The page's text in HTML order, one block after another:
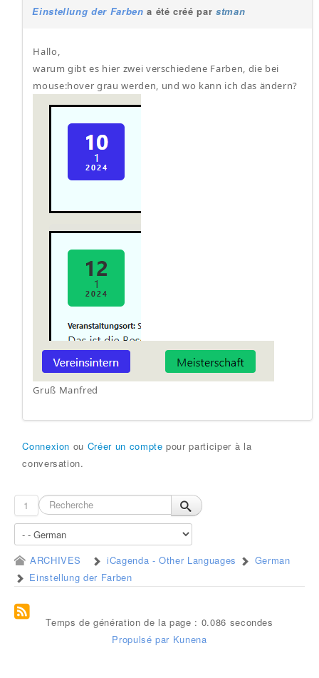
Einstellung der Farben a été créé par stman
Hallo,
warum gibt es hier zwei verschiedene Farben, die bei
mouse:hover grau werden, und wo kann ich das ändern?
Gruß Manfred
Connexion ou Créer un compte pour participer à la
conversation.
1
ARCHIVES iCagenda - Other Languages
German
Einstellung der Farben
Temps de génération de la page : 0.086 secondes
Propulsé par Kunena